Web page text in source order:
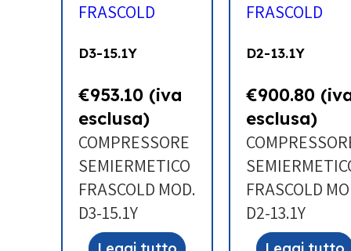
D3-15.1Y
€953.10 (iva
esclusa)
COMPRESSORE
SEMIERMETICO
FRASCOLD MOD.
D3-15.1Y
FRASCOLD
D2-13.1Y
€900.80
esclusa)
FRASCOLD
D2-13.1Y
FRASCOLD